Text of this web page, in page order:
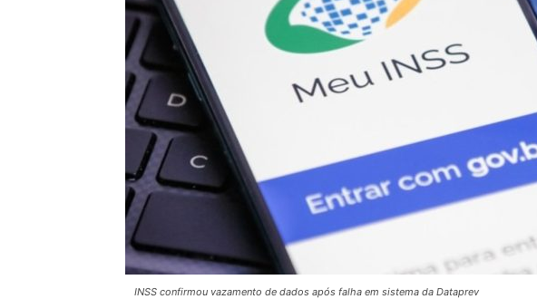
INSS confirmou vazamento de dados após falha em sistema da Dataprev